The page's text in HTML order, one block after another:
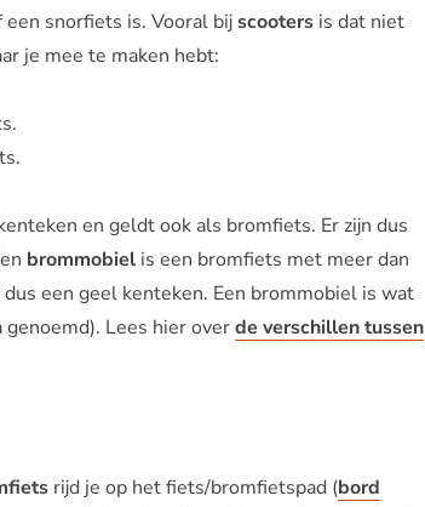
snorfiets is. Vooral bijscooters is dat niet
je mee te maken hebt:
en geldt ook als bromfiets. Er zijn dus
brommobiel is een bromfiets met meer dan
een geel kenteken. Een brommobiel is wat
genoemd). Lees hier overde verschillen tussen
rijd je op het fiets/bromfietspad (bord